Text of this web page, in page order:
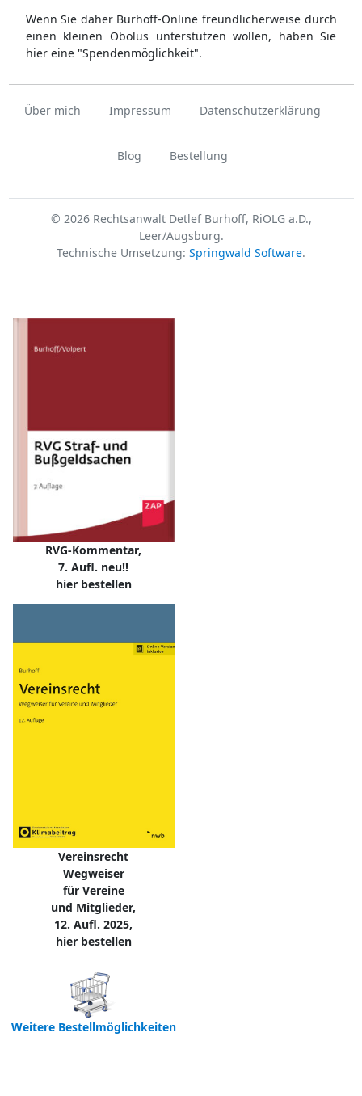
Wenn Sie daher Burhoff-Online freundlicherweise durch
einen kleinen Obolus unterstützen wollen, haben Sie
hier eine "Spendenmöglichkeit".
Über mich Impressum Datenschutzerklärung
Blog Bestellung
© 2026 Rechtsanwalt Detlef Burhoff, RiOLG a.D.,
Leer/Augsburg.
Technische Umsetzung: Springwald Software.
RVG-Kommentar,
7. Aufl. neu!!
hier bestellen
Vereinsrecht
Wegweiser
für Vereine
und Mitglieder,
12. Aufl. 2025,
hier bestellen
Weitere Bestellmöglichkeiten